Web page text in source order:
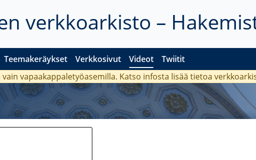
verkkoarkisto –
Teemakeräykset Verkkosivut Videot Twiitit
vapaakappaletyöasemilla. Katso infosta lisää tietoa